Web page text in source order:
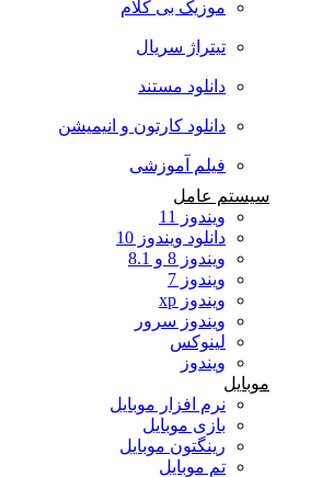
موزیک بی کلام
تیتراژ سریال
دانلود مستند
دانلود کارتون و انیمیشن
فیلم آموزشی
سیستم عامل
ویندوز 11
دانلود ویندوز 10
ویندوز 8 و 8.1
ویندوز 7
ویندوز xp
ویندوز سرور
لینوکس
ویندوز
موبایل
نرم افزار موبایل
بازی موبایل
رینگتون موبایل
تم موبایل